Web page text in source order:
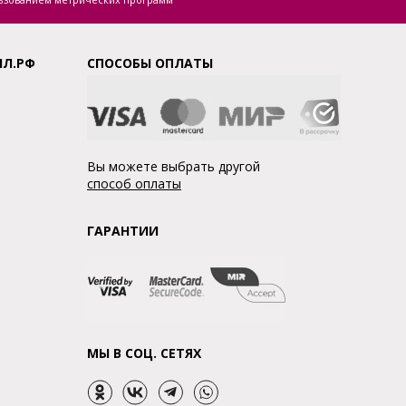
СПОСОБЫ ОПЛАТЫ
Вы можете выбрать другой
способ оплаты
ГАРАНТИИ
МЫ В СОЦ. СЕТЯХ